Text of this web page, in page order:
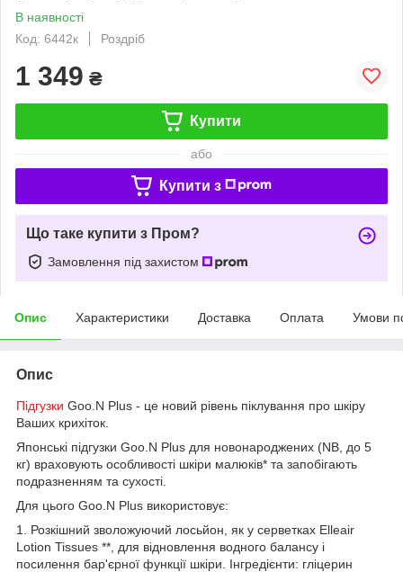
В наявності
Код: 6442к
Роздріб
1 349 ₴
Купити
або
Купити з
Що таке купити з Пром?
Замовлення під захистом
Опис Характеристики Доставка Оплата Умови
Опис
Підгузки Goo.N Plus - це новий рівень піклування про шкіру
Ваших крихіток.
Японські підгузки Goo.N Plus для новонароджених (NB, до 5
кг) враховують особливості шкіри малюків* та запобігають
подразненням та сухості.
Для цього Goo.N Plus використовує:
1. Розкішний зволожуючий лосьйон, як у серветках Elleair
Lotion Tissues **, для відновлення водного балансу і
посилення бар'єрної функції шкіри. Інгредієнти: гліцерин